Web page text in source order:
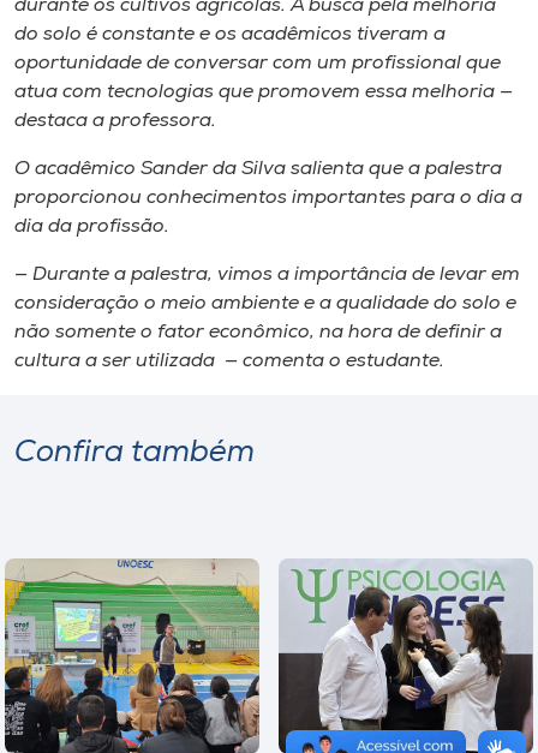
durante os cultivos agrícolas. A busca pela melhoria
do solo é constante e os acadêmicos tiveram a
oportunidade de conversar com um profissional que
atua com tecnologias que promovem essa melhoria —
destaca a professora.
O acadêmico Sander da Silva salienta que a palestra
proporcionou conhecimentos importantes para o dia a
dia da profissão.
— Durante a palestra, vimos a importância de levar em
consideração o meio ambiente e a qualidade do solo e
não somente o fator econômico, na hora de definir a
cultura a ser utilizada — comenta o estudante.
Confira também